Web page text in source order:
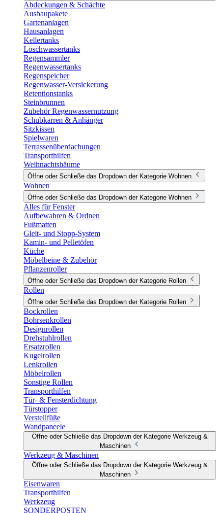
Abdeckungen & Schächte
Ausbaupakete
Gartenanlagen
Hausanlagen
Kellertanks
Löschwassertanks
Regensammler
Regenwassertanks
Regenspeicher
Regenwasser-Versickerung
Retentionstanks
Steinbrunnen
Zubehör Regenwassernutzung
Schubkarren & Anhänger
Sitzkissen
Spielwaren
Terrassenüberdachungen
Transporthilfen
Weihnachtsbäume
Öffne oder Schließe das Dropdown der Kategorie Wohnen
Wohnen
Öffne oder Schließe das Dropdown der Kategorie Wohnen
Alles für Fenster
Aufbewahren & Ordnen
Fußmatten
Gleit- und Stopp-System
Kamin- und Pelletöfen
Küche
Möbelbeine & Zubehör
Pflanzenroller
Öffne oder Schließe das Dropdown der Kategorie Rollen
Rollen
Öffne oder Schließe das Dropdown der Kategorie Rollen
Bockrollen
Bohrsenkrollen
Designrollen
Drehstuhlrollen
Ersatzrollen
Kugelrollen
Lenkrollen
Möbelrollen
Sonstige Rollen
Transporthilfen
Tür- & Fensterdichtung
Türstopper
Verstellfüße
Wandpaneele
Öffne oder Schließe das Dropdown der Kategorie Werkzeug &
Maschinen
Werkzeug & Maschinen
Öffne oder Schließe das Dropdown der Kategorie Werkzeug &
Maschinen
Eisenwaren
Transporthilfen
Werkzeug
SONDERPOSTEN